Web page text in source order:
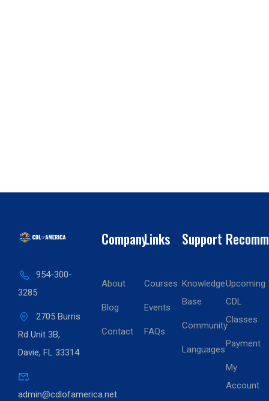
954-300-
3285
2705 Burris
Rd Unit 3B,
Davie, FL 33314
admin@cdlofamerica.net
Company
About
Blog
Contact
Links
Courses
Events
FAQs
Support
Knowledge
Base
Community
Languages
Upcoming
CDL
Classes
Payment
My
Account